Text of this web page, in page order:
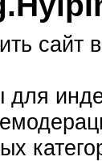
сайт